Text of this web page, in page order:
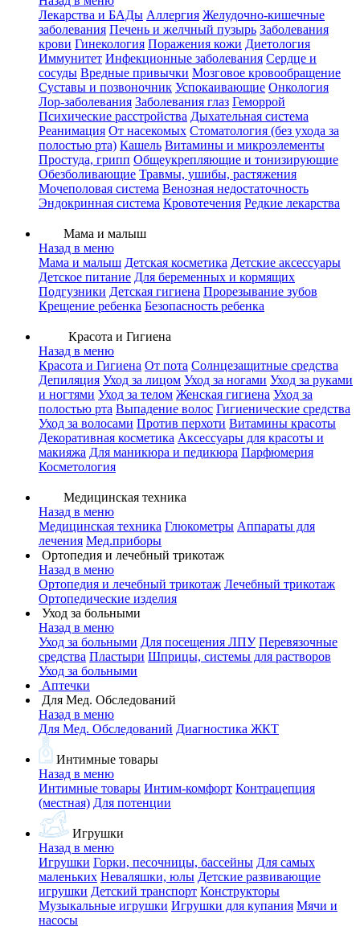
Лекарства и БАДы Аллергия Желудочно-кишечные
заболевания Печень и желчный пузырь Заболевания
крови Гинекология Поражения кожи Диетология
Иммунитет Инфекционные заболевания Сердце и
сосуды Вредные привычки Мозговое кровообращение
Суставы и позвоночник Успокаивающие Онкология
Лор-заболевания Заболевания глаз Геморрой
Психические расстройства Дыхательная система
Реанимация От насекомых Стоматология (без ухода за
полостью рта) Кашель Витамины и микроэлементы
Простуда, грипп Общеукрепляющие и тонизирующие
Обезболивающие Травмы, ушибы, растяжения
Мочеполовая система Венозная недостаточность
Эндокринная система Кровотечения Редкие лекарства
Мама и малыш
Назад в меню
Мама и малыш Детская косметика Детские аксессуары
Детское питание Для беременных и кормящих
Подгузники Детская гигиена Прорезывание зубов
Крещение ребенка Безопасность ребенка
Красота и Гигиена
Назад в меню
Красота и Гигиена От пота Солнцезащитные средства
Депиляция Уход за лицом Уход за ногами Уход за руками
и ногтями Уход за телом Женская гигиена Уход за
полостью рта Выпадение волос Гигиенические средства
Уход за волосами Против перхоти Витамины красоты
Декоративная косметика Аксессуары для красоты и
макияжа Для маникюра и педикюра Парфюмерия
Косметология
Медицинская техника
Назад в меню
Медицинская техника Глюкометры Аппараты для
лечения Мед.приборы
Ортопедия и лечебный трикотаж
Назад в меню
Ортопедия и лечебный трикотаж Лечебный трикотаж
Ортопедические изделия
Уход за больными
Назад в меню
Уход за больными Для посещения ЛПУ Перевязочные
средства Пластыри Шприцы, системы для растворов
Уход за больными
Аптечки
Для Мед. Обследований
Назад в меню
Для Мед. Обследований Диагностика ЖКТ
Интимные товары
Назад в меню
Интимные товары Интим-комфорт Контрацепция
(местная) Для потенции
Игрушки
Назад в меню
Игрушки Горки, песочницы, бассейны Для самых
маленьких Неваляшки, юлы Детские развивающие
игрушки Детский транспорт Конструкторы
Музыкальные игрушки Игрушки для купания Мячи и
насосы